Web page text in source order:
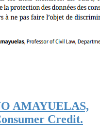
AMAYUELAS,
Credit.